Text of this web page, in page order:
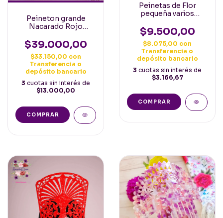
Peineton grande
Nacarado Rojo
Importado
$39.000,00
$33.150,00 con
Transferencia o
depósito bancario
3 cuotas sin interés de
$13.000,00
Peinetas de Flor
pequeña varios
$9.500,00
$8.075,00 con
Transferencia o
depósito bancario
3 cuotas sin interés de
$3.166,67
COMPRAR